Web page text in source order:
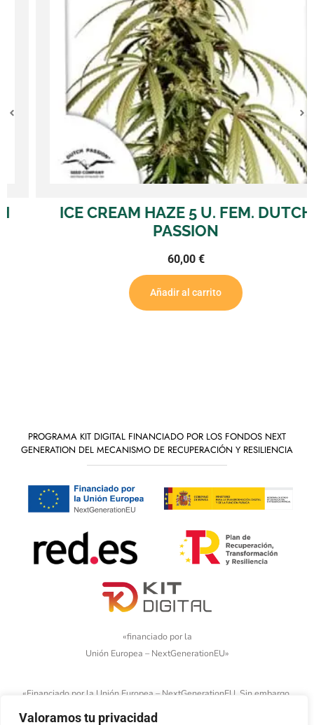
Valoramos tu privacidad
ICE CREAM HAZE 5 U. FEM. DUTCH
PASSION
60,00€
Añadir al carrito
PROGRAMA KIT DIGITAL FINANCIADO POR LOS FONDOS NEXT
GENERATION DEL MECANISMO DE RECUPERACIÓN Y RESILIENCIA
«financiado por la
Unión Europea – NextGenerationEU»
«Financiado por la Unión Europea – NextGenerationEU. Sin embargo,
los puntos de vista y las opiniones expresadas son únicamente los